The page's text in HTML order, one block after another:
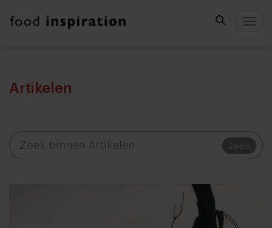
Artikelen
Zoek!